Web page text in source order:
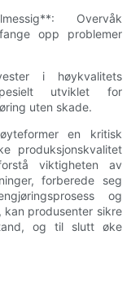
Overvåk
opp problemer
i høykvalitets
utviklet for
uten skade.
en kritisk
produksjonskvalitet
viktigheten av
forberede seg
og
kan produsenter sikre
og til slutt øke